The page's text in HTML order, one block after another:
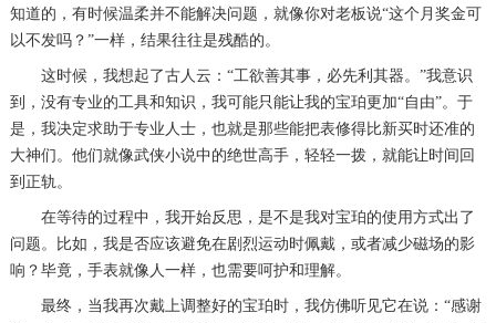
知道的，有时候温柔并不能解决问题，就像你对老板说“这个月奖金可
以不发吗？”一样，结果往往是残酷的。
这时候，我想起了古人云：“工欲善其事，必先利其器。”我意识
到，没有专业的工具和知识，我可能只能让我的宝珀更加“自由”。于
是，我决定求助于专业人士，也就是那些能把表修得比新买时还准的
大神们。他们就像武侠小说中的绝世高手，轻轻一拨，就能让时间回
到正轨。
在等待的过程中，我开始反思，是不是我对宝珀的使用方式出了
问题。比如，我是否应该避免在剧烈运动时佩戴，或者减少磁场的影
响？毕竟，手表就像人一样，也需要呵护和理解。
最终，当我再次戴上调整好的宝珀时，我仿佛听见它在说：“感谢